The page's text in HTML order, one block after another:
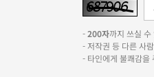
-200자까지 쓰실
- 저작권 등 다른 사
- 타인에게 불쾌감을